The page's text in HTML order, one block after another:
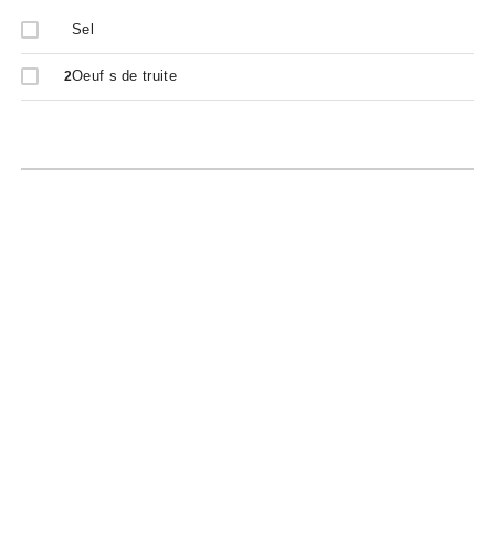
Sel
2Oeuf s de truite